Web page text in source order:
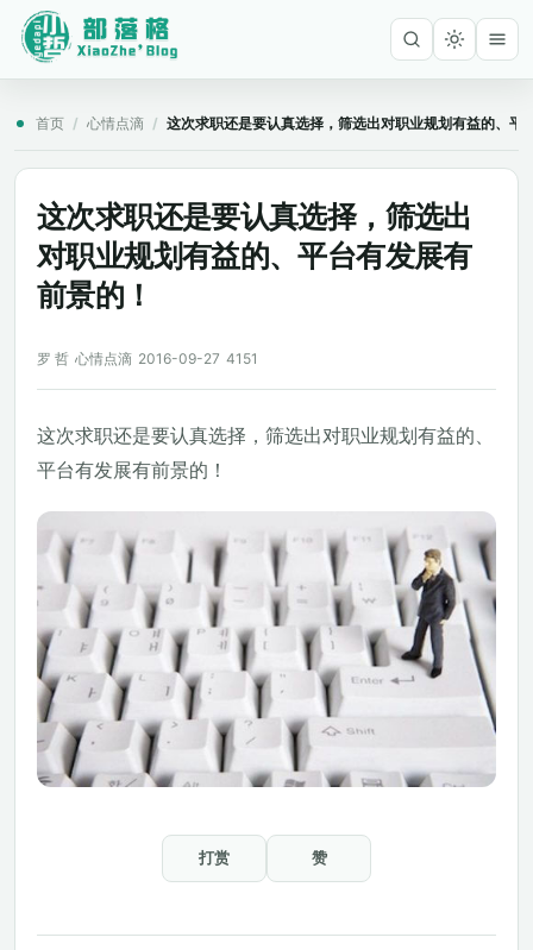
首页 / 心情点滴 / 这次求职还是要认真选择，筛选出对职业规划有益的、平
这次求职还是要认真选择，筛选出
对职业规划有益的、平台有发展有
前景的！
罗 哲 心情点滴 2016-09-27 4151
这次求职还是要认真选择，筛选出对职业规划有益的、
平台有发展有前景的！
打赏 赞